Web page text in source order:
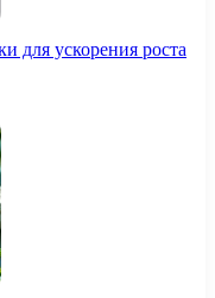
для ускорения роста